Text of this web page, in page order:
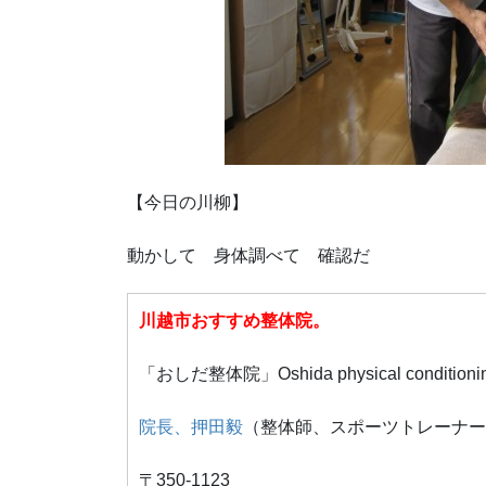
【今日の川柳】
動かして 身体調べて 確認だ
川越市おすすめ整体院。
「おしだ整体院」Oshida physical
院長、押田毅 （整体師、スポーツトレーナ
〒350-1123